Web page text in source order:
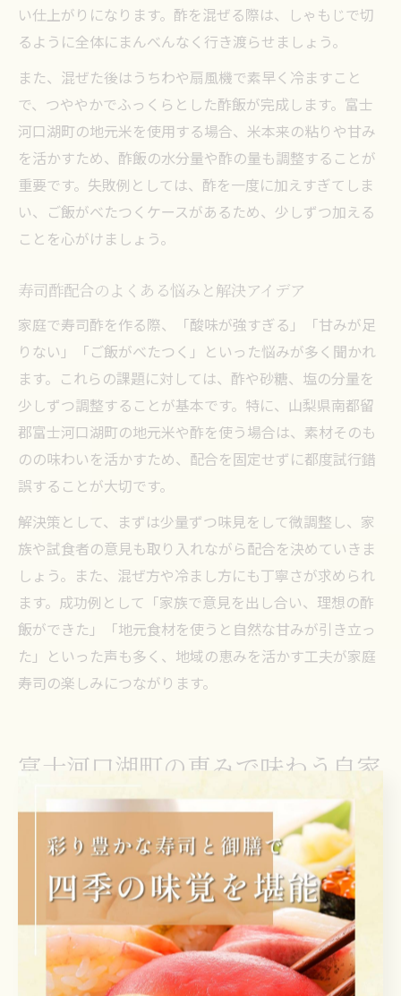
い仕上がりになります。酢を混ぜる際は、しゃもじで切
るように全体にまんべんなく行き渡らせましょう。
また、混ぜた後はうちわや扇風機で素早く冷ますこと
で、つややかでふっくらとした酢飯が完成します。富士
河口湖町の地元米を使用する場合、米本来の粘りや甘み
を活かすため、酢飯の水分量や酢の量も調整することが
重要です。失敗例としては、酢を一度に加えすぎてしま
い、ご飯がべたつくケースがあるため、少しずつ加える
ことを心がけましょう。
寿司酢配合のよくある悩みと解決アイデア
家庭で寿司酢を作る際、「酸味が強すぎる」「甘みが足
りない」「ご飯がべたつく」といった悩みが多く聞かれ
ます。これらの課題に対しては、酢や砂糖、塩の分量を
少しずつ調整することが基本です。特に、山梨県南都留
郡富士河口湖町の地元米や酢を使う場合は、素材そのも
のの味わいを活かすため、配合を固定せずに都度試行錯
誤することが大切です。
解決策として、まずは少量ずつ味見をして微調整し、家
族や試食者の意見も取り入れながら配合を決めていきま
しょう。また、混ぜ方や冷まし方にも丁寧さが求められ
ます。成功例として「家族で意見を出し合い、理想の酢
飯ができた」「地元食材を使うと自然な甘みが引き立っ
た」といった声も多く、地域の恵みを活かす工夫が家庭
寿司の楽しみにつながります。
富士河口湖町の恵みで味わう自家
製寿司
寿司を彩る地元食材の選び方と活用法
寿司作りの楽しみは、地元ならではの新鮮な食材を取り
入れることにあります。山梨県南都留郡富士河口湖町で
は、富士山の恵みを受けた野菜や山菜、地元産の米が豊